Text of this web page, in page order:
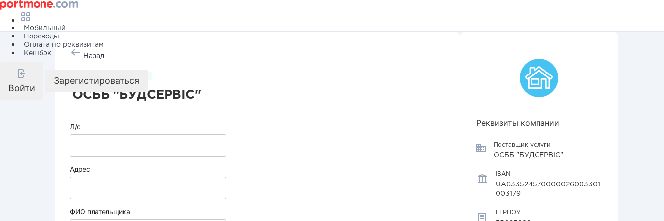
Мобильный
Переводы
Оплата по реквизитам
Кешбэк
Войти
Зарегистироваться
Назад
ОСББ "БУДСЕРВІС"
Л/с
Адрес
ФИО плательщика
Реквизиты компании
Поставщик услуги
ОСББ "БУДСЕРВІС"
IBAN
UA633524570000026003301
003179
ЕГРПОУ